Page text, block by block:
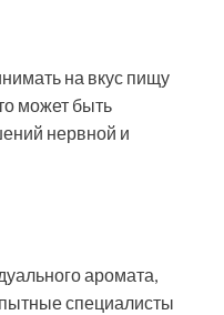
на вкус пищу
может быть
нервной и
аромата,
специалисты